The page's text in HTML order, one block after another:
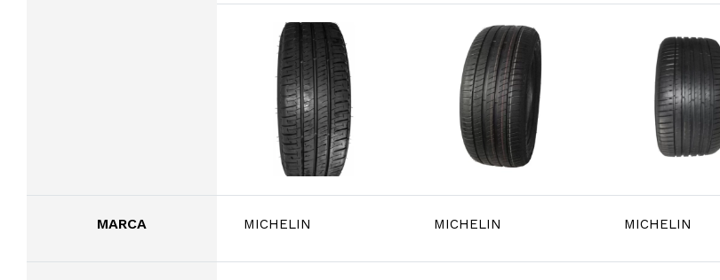
MARCA MICHELIN MICHELIN MICHELIN